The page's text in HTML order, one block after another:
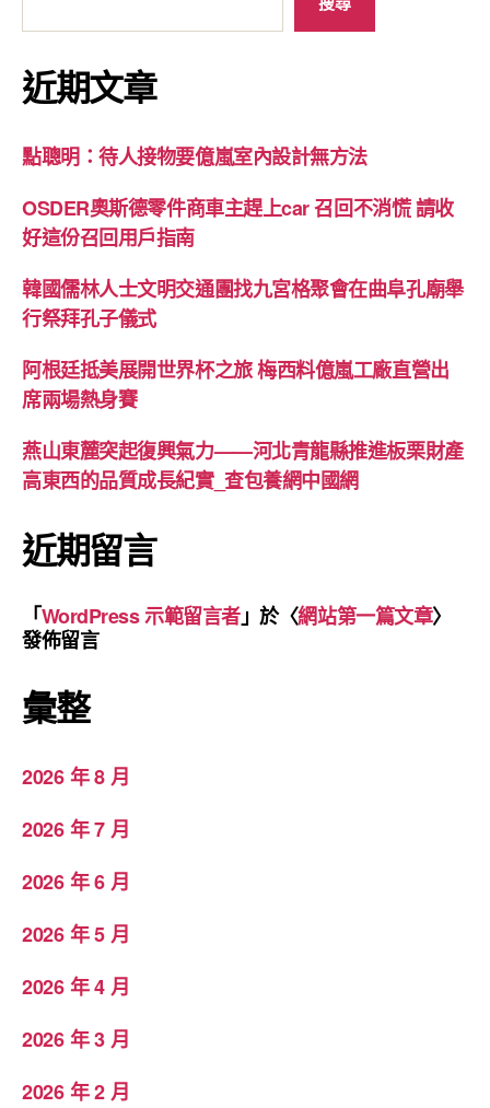
近期文章
點聰明：待人接物要億嵐室內設計無方法
OSDER奧斯德零件商車主趕上car 召回不消慌 請收
好這份召回用戶指南
韓國儒林人士文明交通團找九宮格聚會在曲阜孔廟舉
行祭拜孔子儀式
阿根廷抵美展開世界杯之旅 梅西料億嵐工廠直營出
席兩場熱身賽
燕山東麓突起復興氣力——河北青龍縣推進板栗財產
高東西的品質成長紀實_查包養網中國網
近期留言
「WordPress 示範留言者」於〈網站第一篇文章〉
發佈留言
彙整
2026 年 8 月
2026 年 7 月
2026 年 6 月
2026 年 5 月
2026 年 4 月
2026 年 3 月
2026 年 2 月